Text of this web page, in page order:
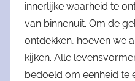
innerlijke waarheid te
van binnenuit. Om de
ontdekken, hoeven we
kijken. Alle
bedoeld om eenheid te